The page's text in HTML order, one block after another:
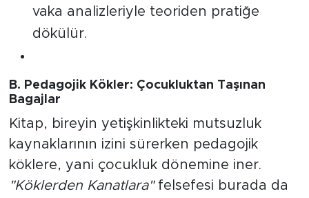
vaka analizleriyle teoriden pratiğe
dökülür.
B. Pedagojik Kökler: Çocukluktan Taşınan
Bagajlar
Kitap, bireyin yetişkinlikteki mutsuzluk
kaynaklarının izini sürerken pedagojik
köklere, yani çocukluk dönemine iner.
"Köklerden Kanatlara"felsefesi burada da